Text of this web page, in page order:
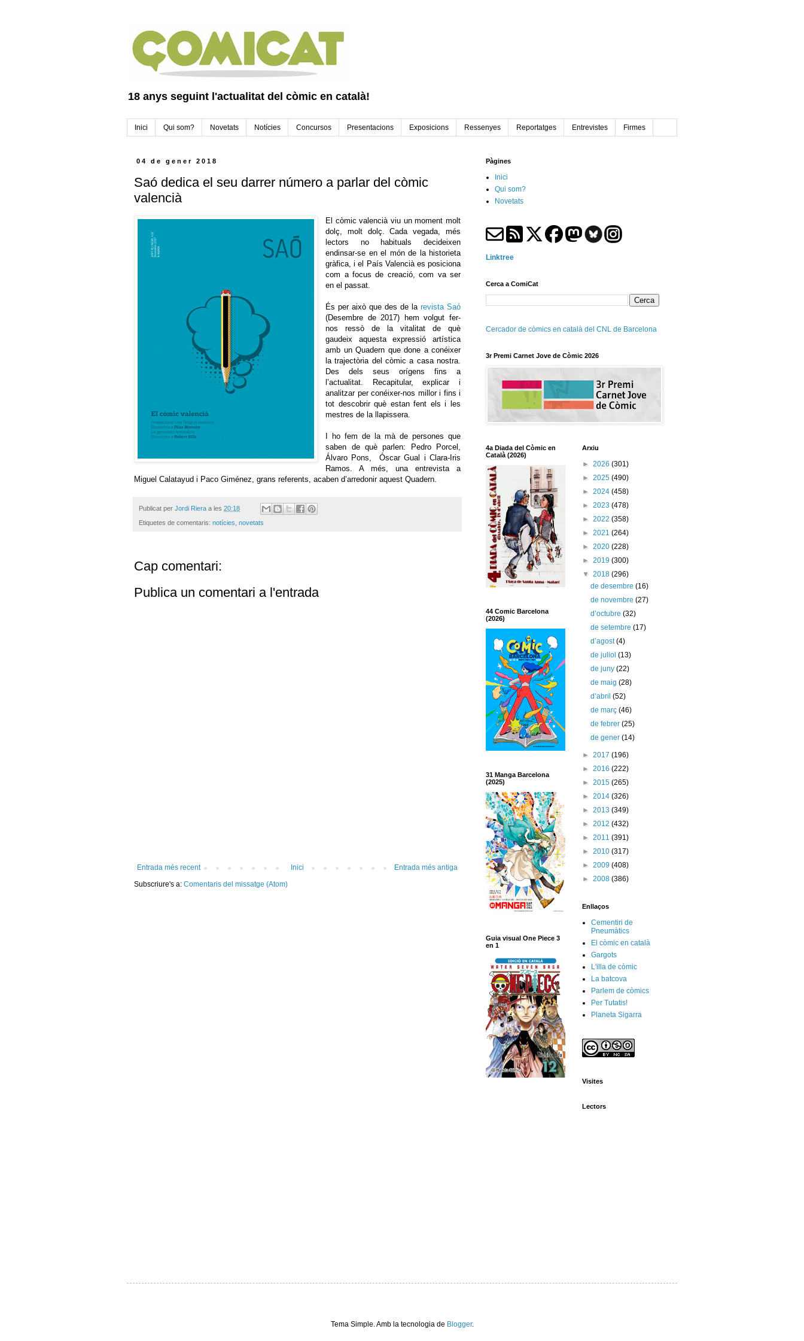
18 anys seguint l'actualitat del còmic en català!
Inici Qui som? Novetats Notícies Concursos Presentacions Exposicions Ressenyes Reportatges Entrevistes Firmes
04 de gener 2018
Saó dedica el seu darrer número a parlar del còmic
valencià
El còmic valencià viu un moment molt
dolç, molt dolç. Cada vegada, més
lectors no habituals decideixen
endinsar-se en el món de la historieta
gràfica, i el País Valencià es posiciona
com a focus de creació, com va ser
en el passat.
És per això que des de larevista Saó
(Desembre de 2017) hem volgut fer-
nos ressò de la vitalitat de què
gaudeix aquesta expressió artística
amb un Quadern que done a conéixer
la trajectòria del còmic a casa nostra.
Des dels seus orígens fins a
l’actualitat. Recapitular, explicar i
analitzar per conéixer-nos millor i fins i
tot descobrir què estan fent els i les
mestres de la llapissera.
I ho fem de la mà de persones que
saben de què parlen: Pedro Porcel,
Álvaro Pons, Óscar Gual i Clara-Iris
Ramos. A més, una entrevista a
Miguel Calatayud i Paco Giménez, grans referents, acaben d’arredonir aquest Quadern.
Publicat per Jordi Riera a les 20:18
Etiquetes de comentaris: notícies, novetats
Cap comentari:
Publica un comentari a l'entrada
Entrada més recent Entrada més antiga
Inici
Subscriure's a: Comentaris del missatge (Atom)
Pàgines
Inici
Qui som?
Novetats
Linktree
Cerca a ComiCat
Cercador de còmics en català del CNL de Barcelona
3r Premi Carnet Jove de Còmic 2026
4a Diada del Còmic en
Català (2026)
44 Comic Barcelona
(2026)
31 Manga Barcelona
(2025)
Guia visual One Piece 3
en 1
Arxiu
► 2026 (301)
► 2025 (490)
► 2024 (458)
► 2023 (478)
► 2022 (358)
► 2021 (264)
► 2020 (228)
► 2019 (300)
▼ 2018 (296)
de desembre(16)
de novembre(27)
d’octubre(32)
de setembre(17)
d’agost(4)
de juliol(13)
de juny(22)
de maig(28)
d’abril(52)
de març(46)
de febrer(25)
de gener(14)
► 2017 (196)
► 2016 (222)
► 2015 (265)
► 2014 (326)
► 2013 (349)
► 2012 (432)
► 2011 (391)
► 2010 (317)
► 2009 (408)
► 2008 (386)
Enllaços
Cementiri de
Pneumàtics
El còmic en català
Gargots
L'illa de còmic
La batcova
Parlem de còmics
Per Tutatis!
Planeta Sigarra
Visites
Lectors
Tema Simple. Amb la tecnologia de Blogger.